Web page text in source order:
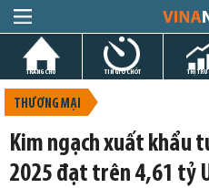
TRANG CHỦ TIN GIỜ CHÓT THỊ
THƯƠNG MẠI
Kim ngạch xuất khẩu
2025 đạt trên 4,61 tỷ